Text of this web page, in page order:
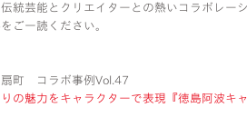
統芸能とクリエイターとの熱いコラボレー
ご一読ください。
扇町 コラボ事例Vol.47
の魅力をキャラクターで表現『徳島阿波キ